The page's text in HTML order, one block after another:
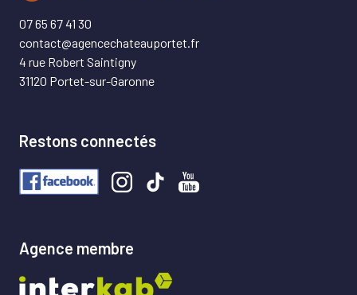
07 65 67 41 30
contact@agencechateauportet.fr
4 rue Robert Saintigny
31120 Portet-sur-Garonne
Restons connectés
Agence membre